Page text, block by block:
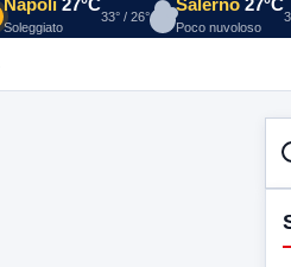
Napoli 27°C
Soleggiato
33° / 26°
Salerno 27°C
Poco nuvoloso